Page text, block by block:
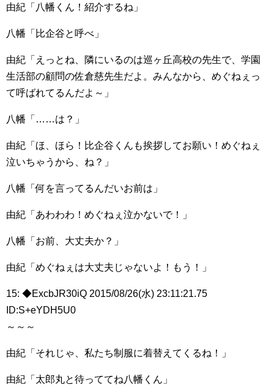
由紀「八幡くん！紹介するね」
八幡「比企谷と呼べ」
由紀「えっとね、隣にいるのは巡ヶ丘高校の先生で、学園
生活部の顧問の佐倉慈先生だよ。みんなから、めぐねぇっ
て呼ばれてるんだよ～」
八幡「……は？」
由紀「ほ、ほら！比企谷くんも挨拶してお願い！めぐねぇ
泣いちゃうから、ね？」
八幡「何を言ってるんだいお前は」
由紀「あわわわ！めぐねぇ泣かないで！」
八幡「お前、大丈夫か？」
由紀「めぐねぇは大丈夫じゃないよ！もう！」
15: ◆ExcbJR30iQ 2015/08/26(水) 23:11:21.75
ID:S+eYDH5U0
～～～
由紀「それじゃ、私たち制服に着替えてくるね！」
由紀「太郎丸と待っててね八幡くん」